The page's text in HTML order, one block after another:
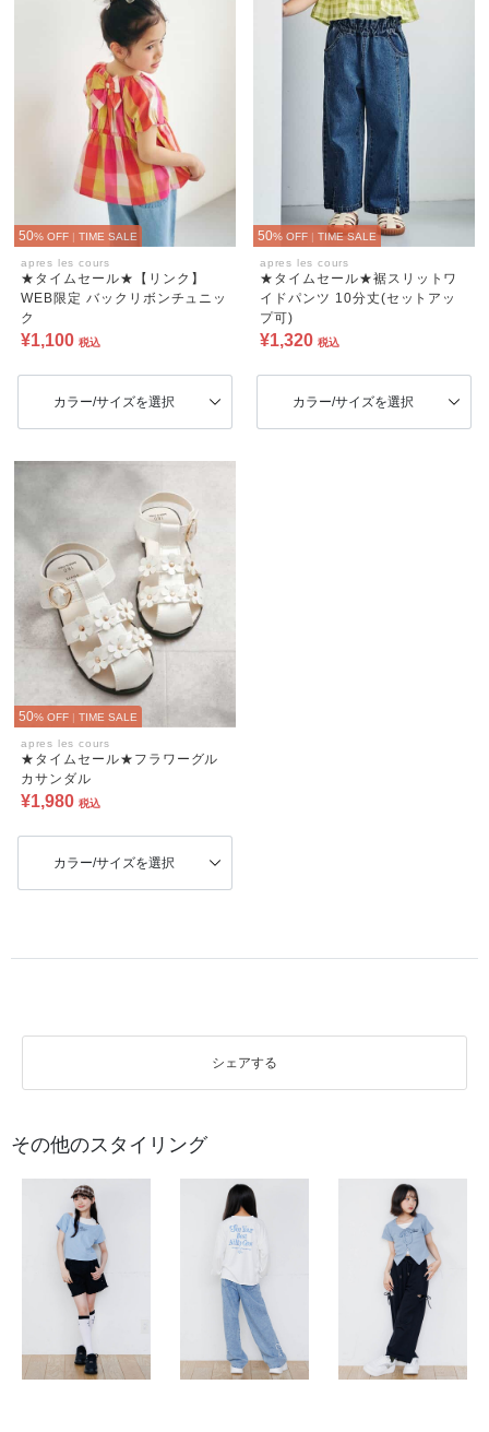
50% OFF | TIME SALE
apres les cours
★タイムセール★【リンク】
WEB限定 バックリボンチュニッ
ク
¥1,100 税込
カラー/サイズを選択
50% OFF | TIME SALE
apres les cours
★タイムセール★裾スリットワ
イドパンツ 10分丈(セットアッ
プ可)
¥1,320 税込
カラー/サイズを選択
50% OFF | TIME SALE
apres les cours
★タイムセール★フラワーグル
カサンダル
¥1,980 税込
カラー/サイズを選択
シェアする
その他のスタイリング